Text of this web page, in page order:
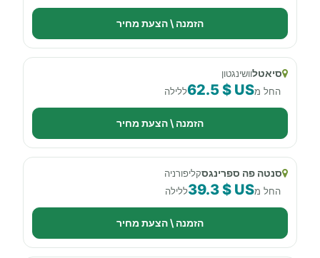
הזמנה \ הצעת מחיר
סיאטלוושינגטון
החל מ62.5 $ USללילה
הזמנה \ הצעת מחיר
סנטה פה ספרינגסקליפורניה
החל מ39.3 $ USללילה
הזמנה \ הצעת מחיר